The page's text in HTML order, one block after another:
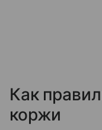
Как
коржи